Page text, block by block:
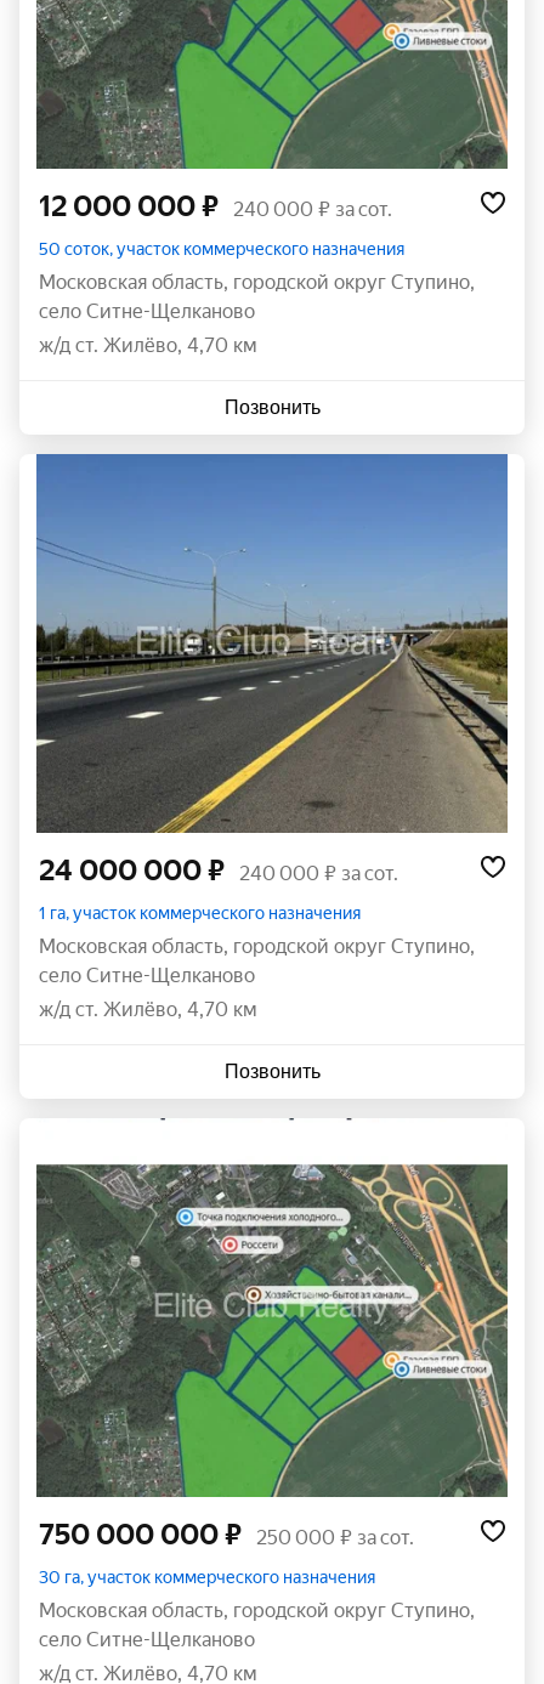
12 000 000 ₽ 240 000 ₽ за сот.
50 соток, участок коммерческого назначения
Московская область, городской округ Ступино,
село Ситне-Щелканово
ж/д ст. Жилёво, 4,70 км
Позвонить
24 000 000 ₽ 240 000 ₽ за сот.
1 га, участок коммерческого назначения
Московская область, городской округ Ступино,
село Ситне-Щелканово
ж/д ст. Жилёво, 4,70 км
Позвонить
750 000 000 ₽ 250 000 ₽ за сот.
30 га, участок коммерческого назначения
Московская область, городской округ Ступино,
село Ситне-Щелканово
ж/д ст. Жилёво, 4,70 км